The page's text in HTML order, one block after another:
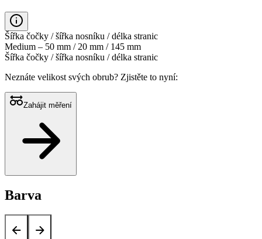
Šířka čočky / šířka nosníku / délka stranic
Medium – 50 mm / 20 mm / 145 mm
Šířka čočky / šířka nosníku / délka stranic
Neznáte velikost svých obrub? Zjistěte to nyní:
Zahájit měření
Barva